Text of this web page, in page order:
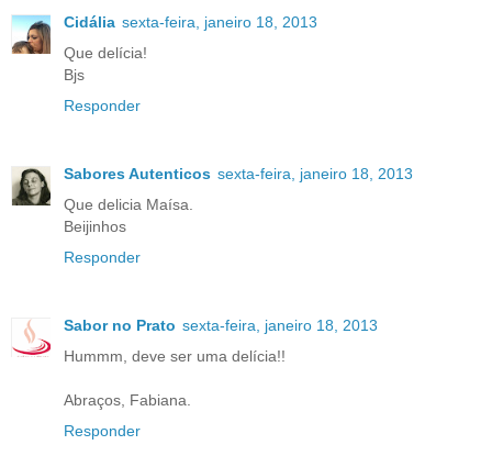
Cidália sexta-feira, janeiro 18, 2013
Que delícia!
Bjs
Responder
Sabores Autenticos sexta-feira, janeiro 18, 2013
Que delicia Maísa.
Beijinhos
Responder
Sabor no Prato sexta-feira, janeiro 18, 2013
Hummm, deve ser uma delícia!!
Abraços, Fabiana.
Responder